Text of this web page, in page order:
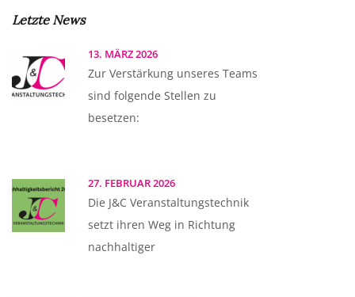
Letzte News
13. MÄRZ 2026
Zur Verstärkung unseres Teams
sind folgende Stellen zu
besetzen:
27. FEBRUAR 2026
Die J&C Veranstaltungstechnik
setzt ihren Weg in Richtung
nachhaltiger